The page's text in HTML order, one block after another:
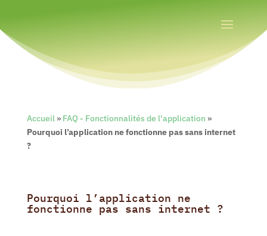
Accueil» FAQ - Fonctionnalités de l'application »
Pourquoi l’application ne fonctionne pas sans internet
?
Pourquoi l’application ne
fonctionne pas sans internet ?